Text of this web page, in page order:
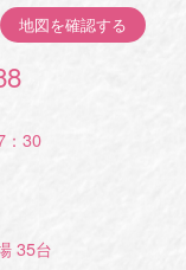
地図を確認する
：30
35台